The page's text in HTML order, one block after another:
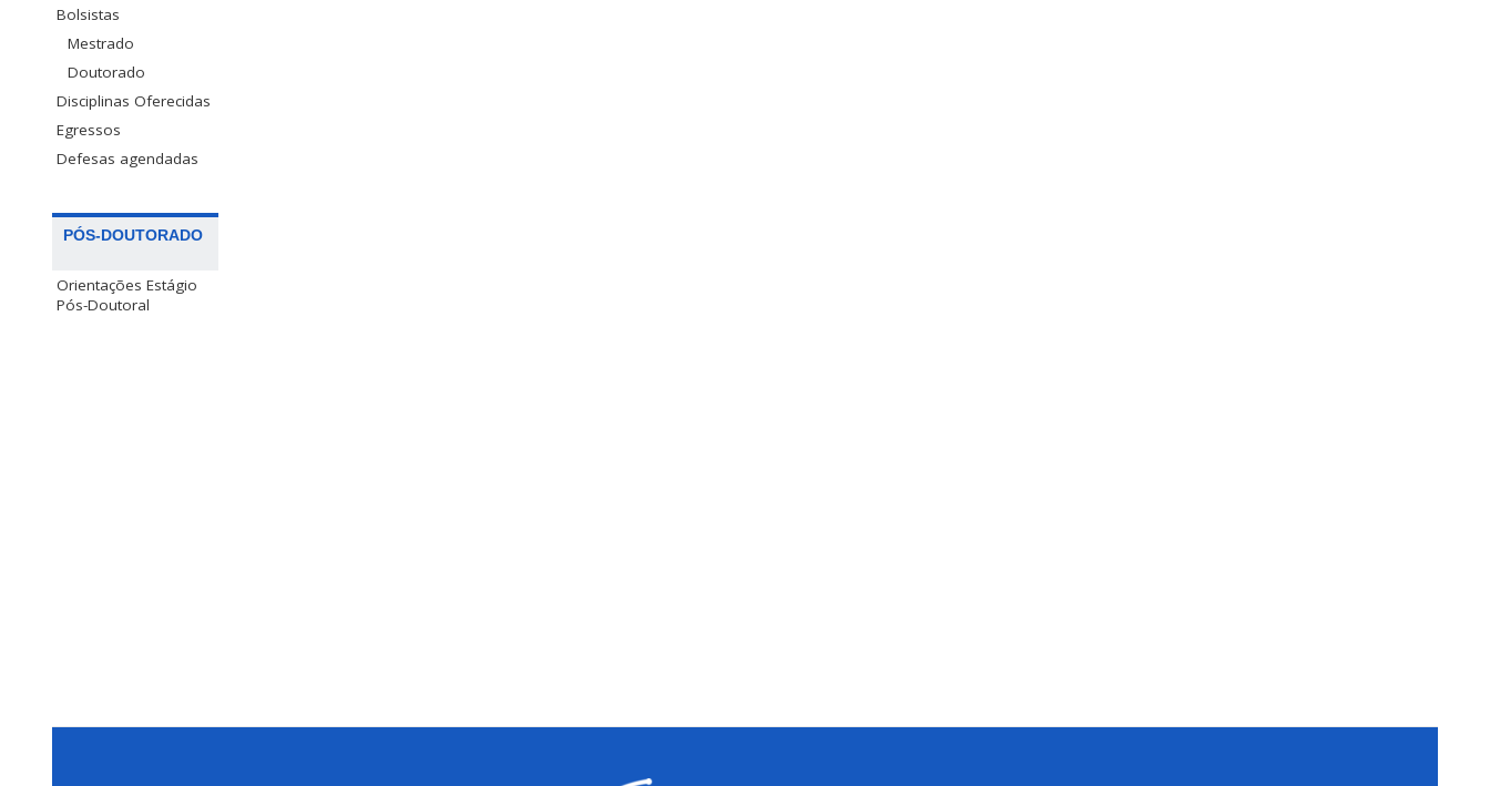
Bolsistas
Mestrado
Doutorado
Disciplinas Oferecidas
Egressos
Defesas agendadas
PÓS-DOUTORADO
Orientações Estágio
Pós-Doutoral